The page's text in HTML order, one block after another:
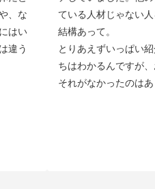
、な
はい
違う
ている人材じゃない
結構あって。
とりあえずいっぱい
ちはわかるんですが、
それがなかったのはあ